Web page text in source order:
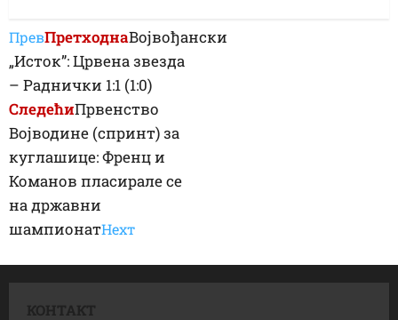
ПревПретходнаВојвођански
„Исток”: Црвена звезда
– Раднички 1:1 (1:0)
СледећиПрвенство
Војводине (спринт) за
куглашице: Френц и
Команов пласирале се
на државни
шампионатНеxт
КОНТАКТ